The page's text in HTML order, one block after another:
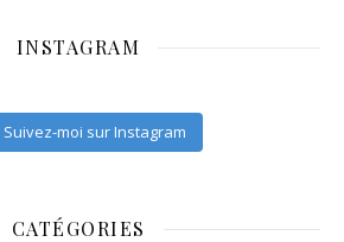
INSTAGRAM
Suivez-moi sur Instagram
CATÉGORIES